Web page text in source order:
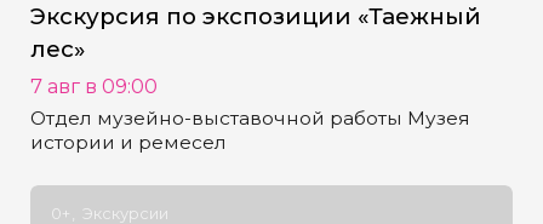
Экскурсия по экспозиции «Таежный
лес»
7 авг в 09:00
Отдел музейно-выставочной работы Музея
истории и ремесел
0+ Экскурсии